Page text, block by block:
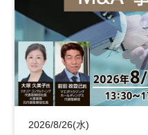
土日祝開催
2026/8/26(水)